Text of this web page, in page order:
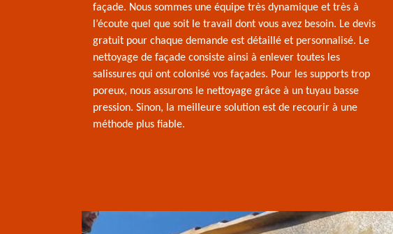
façade. Nous sommes une équipe très dynamique et très à
l’écoute quel que soit le travail dont vous avez besoin. Le devis
gratuit pour chaque demande est détaillé et personnalisé. Le
nettoyage de façade consiste ainsi à enlever toutes les
salissures qui ont colonisé vos façades. Pour les supports trop
poreux, nous assurons le nettoyage grâce à un tuyau basse
pression. Sinon, la meilleure solution est de recourir à une
méthode plus fiable.